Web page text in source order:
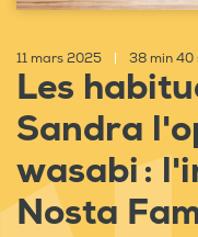
11 mars 2025 38 min 40
Les
Sandra
wasabi :
Nosta